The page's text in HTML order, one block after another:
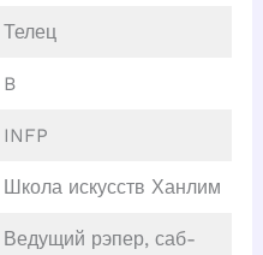
Телец
B
INFP
Школа искусств Ханлим
Ведущий рэпер, саб-